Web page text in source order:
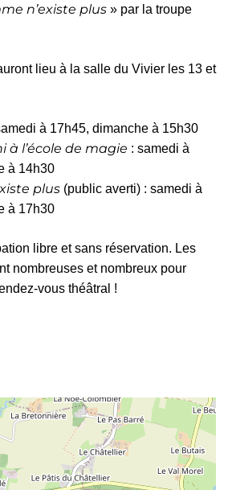
n’existe plus » par la troupe
lieu à la salle du Vivier les 13 et
à 17h45, dimanche à 15h30
à l’école de magie : samedi à
à 14h30
plus (public averti) : samedi à
à 17h30
libre et sans réservation. Les
nombreuses et nombreux pour
vous théâtral !